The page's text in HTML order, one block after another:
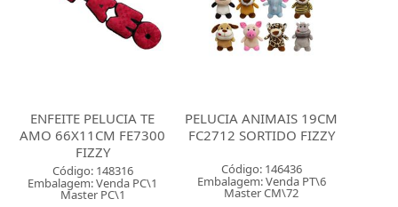
ENFEITE PELUCIA TE
AMO 66X11CM FE7300
FIZZY
Código: 148316
Embalagem: Venda PC\1
Master PC\1
PELUCIA ANIMAIS 19CM
FC2712 SORTIDO FIZZY
Código: 146436
Embalagem: Venda PT\6
Master CM\72